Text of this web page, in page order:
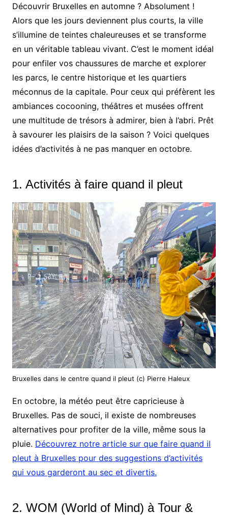
Découvrir Bruxelles en automne ? Absolument !
Alors que les jours deviennent plus courts, la ville
s’illumine de teintes chaleureuses et se transforme
en un véritable tableau vivant. C’est le moment idéal
pour enfiler vos chaussures de marche et explorer
les parcs, le centre historique et les quartiers
méconnus de la capitale. Pour ceux qui préfèrent les
ambiances cocooning, théâtres et musées offrent
une multitude de trésors à admirer, bien à l’abri. Prêt
à savourer les plaisirs de la saison ? Voici quelques
idées d’activités à ne pas manquer en octobre.
1. Activités à faire quand il pleut
Bruxelles dans le centre quand il pleut (c) Pierre Haleux
En octobre, la météo peut être capricieuse à
Bruxelles. Pas de souci, il existe de nombreuses
alternatives pour profiter de la ville, même sous la
pluie. Découvrez notre article sur que faire quand il
pleut à Bruxelles pour des suggestions d’activités
qui vous garderont au sec et divertis.
2. WOM (World of Mind) à Tour &